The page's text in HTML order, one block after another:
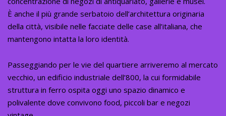
È anche il più grande serbatoio dell’architettura originaria
della città, visibile nelle facciate delle case all’italiana, che
mantengono intatta la loro identità.
Passeggiando per le vie del quartiere arriveremo al mercato
vecchio, un edificio industriale dell’800, la cui formidabile
struttura in ferro ospita oggi uno spazio dinamico e
polivalente dove convivono food, piccoli bar e negozi